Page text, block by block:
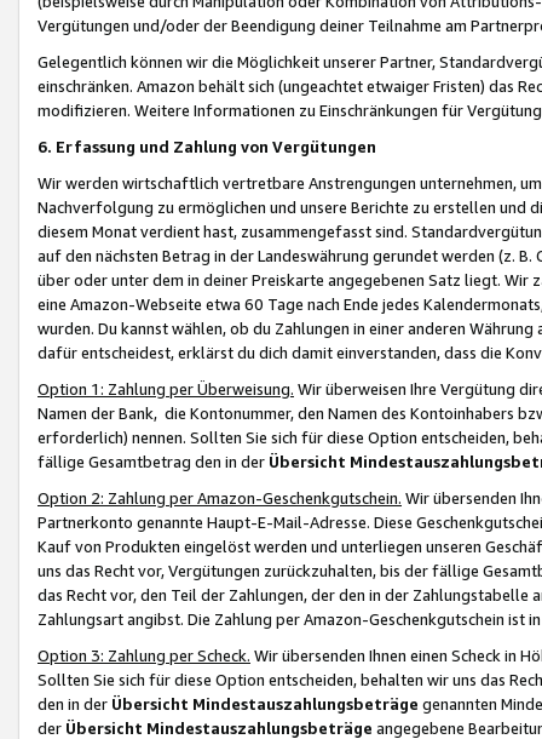
Vergütungen und/oder der Beendigung deiner Teilnahme am
Gelegentlich können wir die Möglichkeit unserer Partner,
einschränken. Amazon behält sich (ungeachtet etwaiger Fristen) das
modifizieren. Weitere Informationen zu Einschränkungen für
6. Erfassung und Zahlung von Vergütungen
Wir werden wirtschaftlich vertretbare Anstrengungen unternehmen,
Nachverfolgung zu ermöglichen und unsere Berichte zu erstellen und
diesem Monat verdient hast, zusammengefasst sind.
auf den nächsten Betrag in der Landeswährung gerundet werden (z.
über oder unter dem in deiner Preiskarte angegebenen Satz liegt.
eine Amazon-Webseite etwa 60 Tage nach Ende jedes
wurden. Du kannst wählen, ob du Zahlungen in einer anderen
dafür entscheidest, erklärst du dich damit einverstanden, dass die
Option 1: Zahlung per Überweisung. Wir überweisen Ihre Vergütung
Namen der Bank, die Kontonummer, den Namen des Kontoinhabers
erforderlich) nennen. Sollten Sie sich für diese Option entscheiden,
fällige Gesamtbetrag den in der Übersicht
Option 2: Zahlung per Amazon-Geschenkgutschein. Wir übersenden
Partnerkonto genannte Haupt-E-Mail-Adresse. Diese
Kauf von Produkten eingelöst werden und unterliegen unseren
uns das Recht vor, Vergütungen zurückzuhalten, bis der fällige
das Recht vor, den Teil der Zahlungen, der den in der
Zahlungsart angibst. Die Zahlung per Amazon-Geschenkgutschein ist
Option 3: Zahlung per Scheck. Wir übersenden Ihnen einen Scheck in
Sollten Sie sich für diese Option entscheiden, behalten wir uns das
den in der Übersicht Mindestauszahlungsbeträge genannten
der Übersicht Mindestauszahlungsbeträge angegebene